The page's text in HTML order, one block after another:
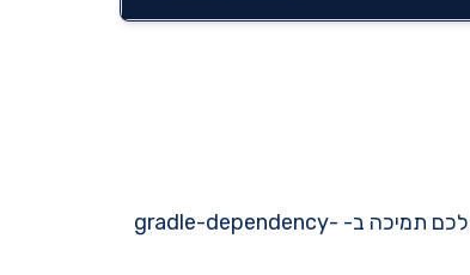
gradle-dependency-